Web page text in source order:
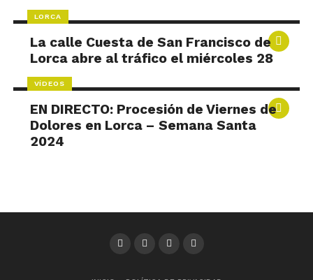
LORCA
La calle Cuesta de San Francisco de
Lorca abre al tráfico el miércoles 28
VÍDEOS
EN DIRECTO: Procesión de Viernes de
Dolores en Lorca – Semana Santa
2024